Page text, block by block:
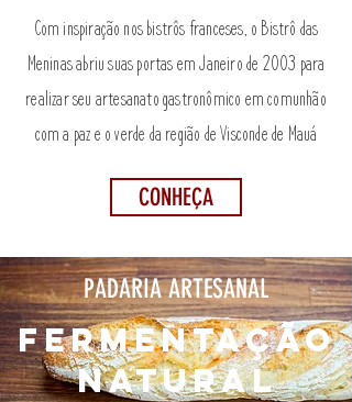
Com inspiração nos bistrôs franceses, o Bistrô das
Meninas abriu suas portas em Janeiro de 2003 para
realizar seu artesanato gastronômico em comunhão
com a paz e o verde da região de Visconde de Mauá
CONHEÇA
PADARIA ARTESANAL
FERMENTAÇÃO
NATURAL